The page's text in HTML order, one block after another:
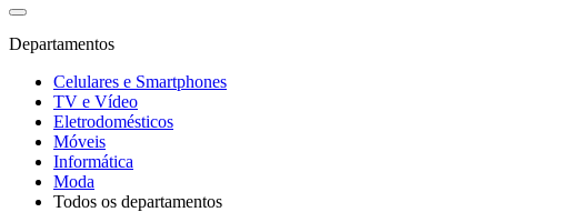
Departamentos
Celulares e Smartphones
TV e Vídeo
Eletrodomésticos
Móveis
Informática
Moda
Todos os departamentos